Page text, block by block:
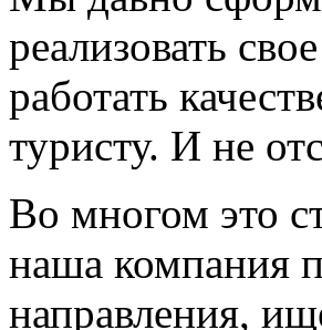
реализовать
работать
туристу. И не
Во многом это
наша компания
направления,